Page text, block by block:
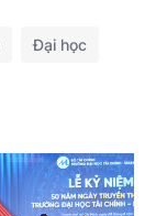
Đại học